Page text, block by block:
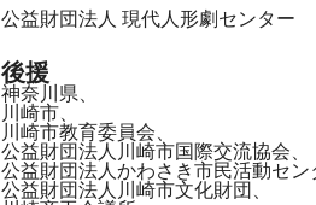
公益財団法人 現代人形劇センター
後援
神奈川県、
川崎市、
川崎市教育委員会、
公益財団法人川崎市国際交流協会、
公益財団法人かわさき市民活動セン
公益財団法人川崎市文化財団、